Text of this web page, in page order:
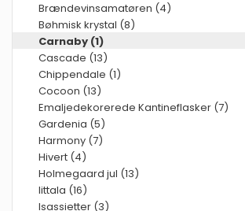
Brændevinsamatøren (4)
Bøhmisk krystal (8)
Carnaby (1)
Cascade (13)
Chippendale (1)
Cocoon (13)
Emaljedekorerede Kantineflasker (7)
Gardenia (5)
Harmony (7)
Hivert (4)
Holmegaard jul (13)
Iittala (16)
Isassietter (3)